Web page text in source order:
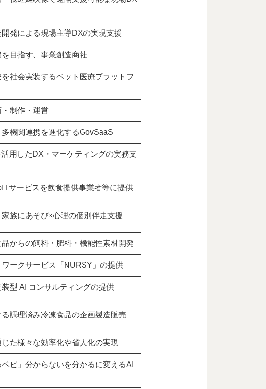
発による現場主導DXの実現支援
目指す、事業創造商社
社会実装するペット医療プラットフ
・制作・運営
機関連携を進化するGovSaaS
用したDX・マーケティングの実務支
サービスを飲食提供事業者等に提供
族にあそび×心理の個別伴走支援
からの飼料・肥料・機能性素材開発
ークサービス「NURSY」の提供
型 AI コンサルティングの提供
調理済み冷凍食品の企画製造販売
た様々な効率化や省人化の実現
ベビ」分からないを分かるに変えるAI